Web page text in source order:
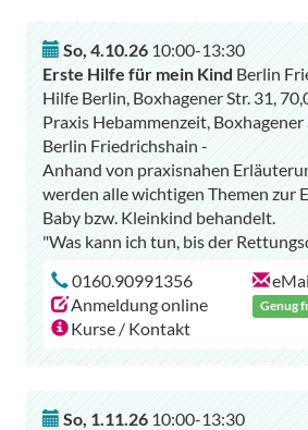
So, 4.10.26 10:00-13:30
Erste Hilfe für mein Kind Berlin
Hilfe Berlin, Boxhagener Str. 31,
Praxis Hebammenzeit, Boxhagener
Berlin Friedrichshain -
Anhand von praxisnahen
werden alle wichtigen Themen zur
Baby bzw. Kleinkind behandelt.
"Was kann ich tun, bis der
0160.90991356
Anmeldung online
Genug
Kurse / Kontakt
So, 1.11.26 10:00-13:30